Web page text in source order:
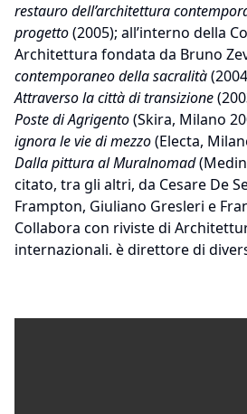
restauro dell’architettura
progetto(2005); all’interno della
Architettura fondata da Bruno
contemporaneo della sacralità
Attraverso la città di transizione
Poste di Agrigento(Skira, Milano
ignora le vie di mezzo(Electa,
Dalla pittura al Muralnomad
citato, tra gli altri, da Cesare De
Frampton, Giuliano Gresleri e
Collabora con riviste di
internazionali. è direttore di